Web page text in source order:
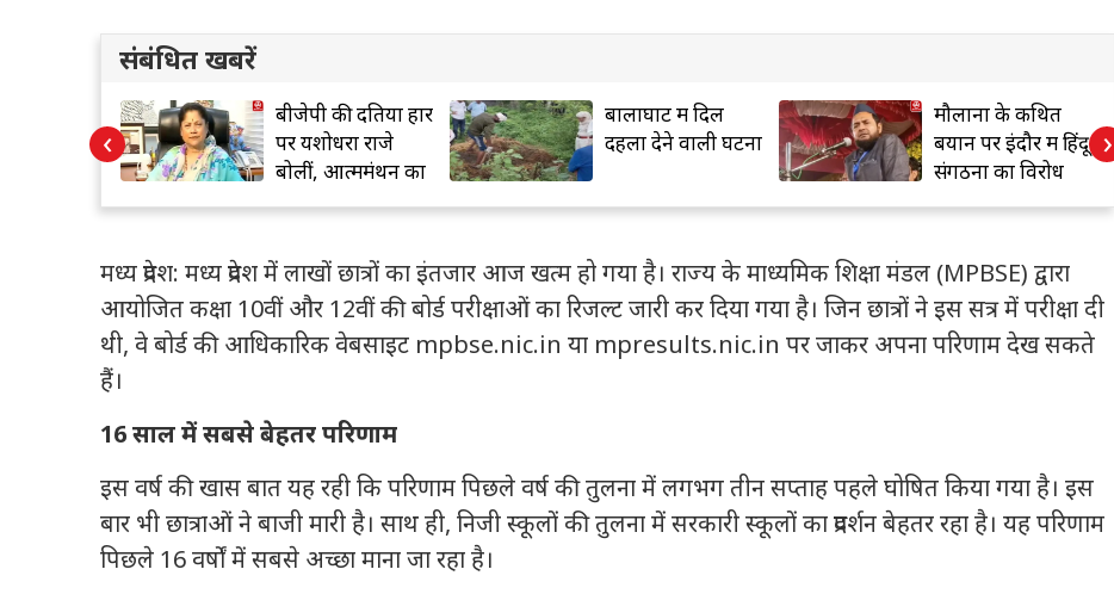
संबंधित खबरें
बीजेपी की दतिया हार
पर यशोधरा राजे
बोलीं, आत्ममंथन का
समय
बालाघाट में दिल
दहला देने वाली घटना
मौलाना के कथित
बयान पर इंदौर में हिंदू
संगठनों का विरोध
प्रदर्शन
‹ ›
मध्य प्रदेश: मध्य प्रदेश में लाखों छात्रों का इंतजार आज खत्म हो गया है। राज्य के माध्यमिक शिक्षा मंडल (MPBSE) द्वारा
आयोजित कक्षा 10वीं और 12वीं की बोर्ड परीक्षाओं का रिजल्ट जारी कर दिया गया है। जिन छात्रों ने इस सत्र में परीक्षा दी
थी, वे बोर्ड की आधिकारिक वेबसाइट mpbse.nic.in या mpresults.nic.in पर जाकर अपना परिणाम देख सकते
हैं।
16 साल में सबसे बेहतर परिणाम
इस वर्ष की खास बात यह रही कि परिणाम पिछले वर्ष की तुलना में लगभग तीन सप्ताह पहले घोषित किया गया है। इस
बार भी छात्राओं ने बाजी मारी है। साथ ही, निजी स्कूलों की तुलना में सरकारी स्कूलों का प्रदर्शन बेहतर रहा है। यह परिणाम
पिछले 16 वर्षों में सबसे अच्छा माना जा रहा है।